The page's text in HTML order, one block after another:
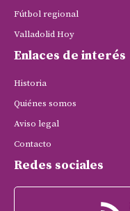
Fútbol regional
Valladolid Hoy
Enlaces de interés
Historia
Quiénes somos
Aviso legal
Contacto
Redes sociales